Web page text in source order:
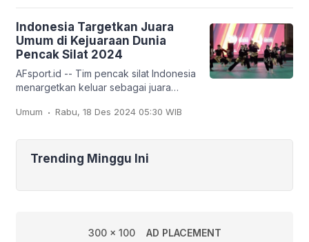
Indonesia Targetkan Juara
Umum di Kejuaraan Dunia
Pencak Silat 2024
AFsport.id -- Tim pencak silat Indonesia
menargetkan keluar sebagai juara
Silat ke-20 dan Kejuaraan Dunia
Umum . Rabu, 18 Des 2024 05:30 WIB
Trending Minggu Ini
300 x 100 AD PLACEMENT